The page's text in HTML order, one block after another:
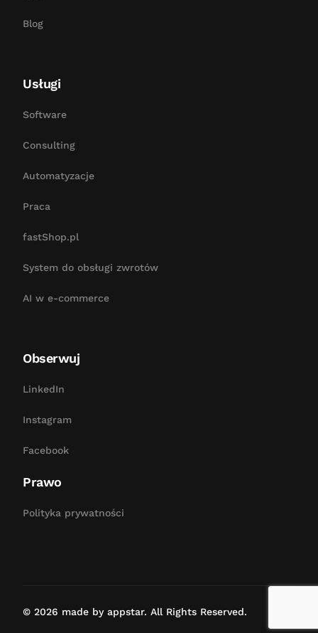
Blog
Usługi
Software
Consulting
Automatyzacje
Praca
fastShop.pl
System do obsługi zwrotów
AI w e-commerce
Obserwuj
LinkedIn
Instagram
Facebook
Prawo
Polityka prywatności
© 2026 made by appstar. All Rights Reserved.